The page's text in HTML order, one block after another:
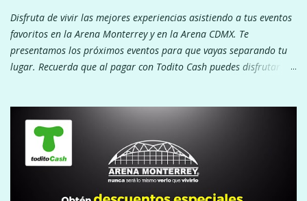
t
a
r
i
Disfruta de vivir las mejores experiencias asistiendo a tus eventos
favoritos en la Arena Monterrey y en la Arena CDMX. Te
presentamos los próximos eventos para que vayas separando tu
lugar. Recuerda que al pagar con Todito Cash puedes disfrutar de